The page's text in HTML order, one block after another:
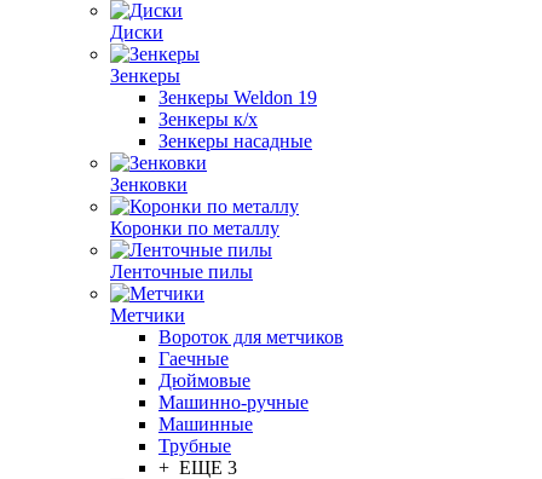
Диски
Зенкеры
Зенкеры Weldon 19
Зенкеры к/х
Зенкеры насадные
Зенковки
Коронки по металлу
Ленточные пилы
Метчики
Вороток для метчиков
Гаечные
Дюймовые
Машинно-ручные
Машинные
Трубные
+ ЕЩЕ 3